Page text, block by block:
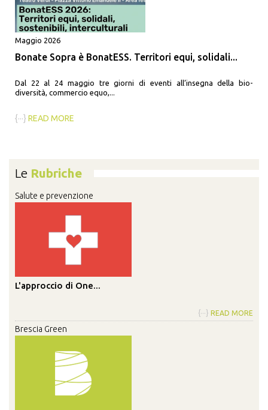
Maggio 2026
Bonate Sopra è BonatESS. Territori equi, solidali...
Dal 22 al 24 maggio tre giorni di eventi all’insegna della bio-
diversità, commercio equo,...
{···} READ MORE
Le Rubriche
Salute e prevenzione
L'approccio di One...
{···} READ MORE
Brescia Green